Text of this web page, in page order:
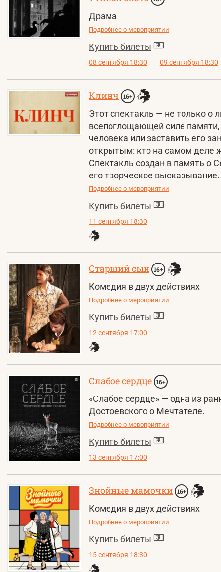
Драма
Подробнее о мероприятии
Купить билеты
08 сентября 18:30 09 сентября 18:30
Клинч 16+
Этот спектакль — не только о
всепоглощающей силе памяти,
человека или заставить его
открытым: кто на самом деле
Спектакль создан в память о
его творческое высказывание.
Подробнее о мероприятии
Купить билеты
11 сентября 18:30
Старший сын 16+
Комедия в двух действиях
Подробнее о мероприятии
Купить билеты
12 сентября 17:00
Слабое сердце 16+
«Слабое сердце» — одна из
Достоевского о Мечтателе.
Подробнее о мероприятии
Купить билеты
13 сентября 17:00
Знойные мамочки 16+
Комедия в двух действиях
Подробнее о мероприятии
Купить билеты
15 сентября 18:30